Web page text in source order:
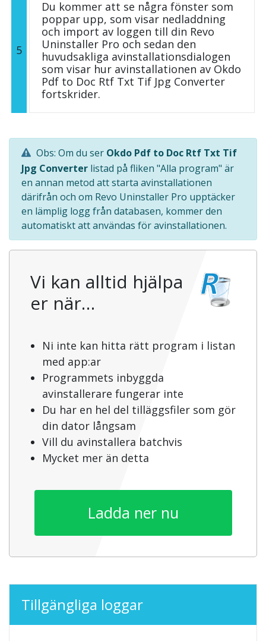
5
Du kommer att se några fönster som
poppar upp, som visar nedladdning
och import av loggen till din Revo
Uninstaller Pro och sedan den
huvudsakliga avinstallationsdialogen
som visar hur avinstallationen av Okdo
Pdf to Doc Rtf Txt Tif Jpg Converter
fortskrider.
Obs: Om du ser Okdo Pdf to Doc Rtf Txt Tif
Jpg Converter listad på fliken "Alla program" är
en annan metod att starta avinstallationen
därifrån och om Revo Uninstaller Pro upptäcker
en lämplig logg från databasen, kommer den
automatiskt att användas för avinstallationen.
Vi kan alltid hjälpa
er när…
Ni inte kan hitta rätt program i listan
med app:ar
Programmets inbyggda
avinstallerare fungerar inte
Du har en hel del tilläggsfiler som gör
din dator långsam
Vill du avinstallera batchvis
Mycket mer än detta
Ladda ner nu
Tillgängliga loggar